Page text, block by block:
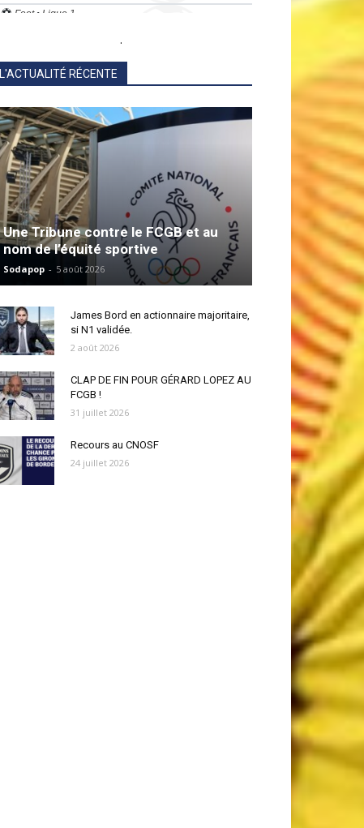
.
L'ACTUALITÉ RÉCENTE
Une Tribune contre le FCGB et au
nom de l’équité sportive
Sodapop - 5 août 2026
James Bord en actionnaire majoritaire,
si N1 validée.
2 août 2026
CLAP DE FIN POUR GÉRARD LOPEZ AU
FCGB !
31 juillet 2026
Recours au CNOSF
24 juillet 2026